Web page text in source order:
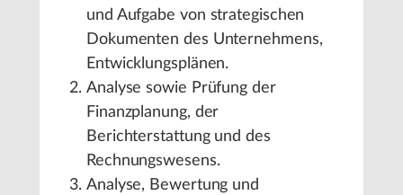
und Aufgabe von strategischen
Dokumenten des Unternehmens,
Entwicklungsplänen.
Analyse sowie Prüfung der
Finanzplanung, der
Berichterstattung und des
Rechnungswesens.
Analyse, Bewertung und